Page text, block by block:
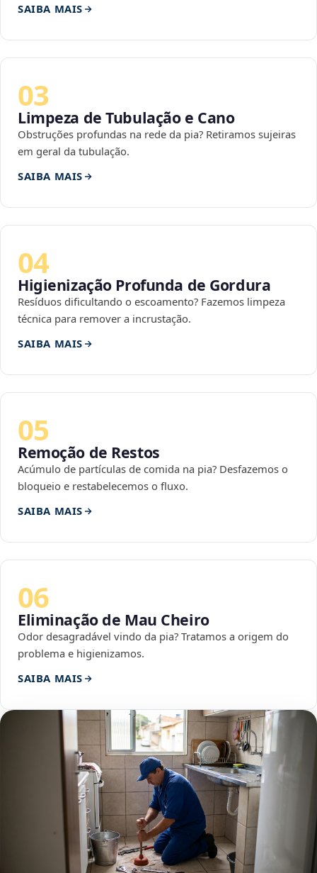
SAIBA MAIS
03
Limpeza de Tubulação e Cano
Obstruções profundas na rede da pia? Retiramos sujeiras
em geral da tubulação.
SAIBA MAIS
04
Higienização Profunda de Gordura
Resíduos dificultando o escoamento? Fazemos limpeza
técnica para remover a incrustação.
SAIBA MAIS
05
Remoção de Restos
Acúmulo de partículas de comida na pia? Desfazemos o
bloqueio e restabelecemos o fluxo.
SAIBA MAIS
06
Eliminação de Mau Cheiro
Odor desagradável vindo da pia? Tratamos a origem do
problema e higienizamos.
SAIBA MAIS